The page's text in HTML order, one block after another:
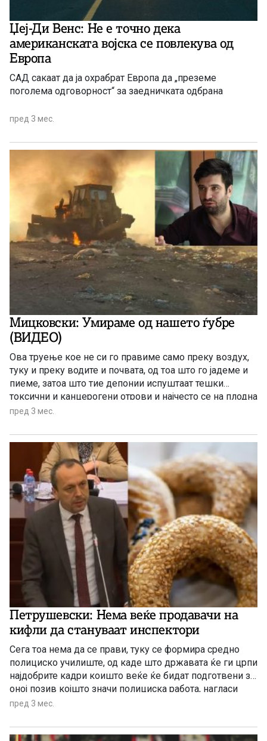
Џеј-Ди Венс: Не е точно дека
американската војска се повлекува од
Европа
САД сакаат да ја охрабрат Европа да „преземе
поголема одговорност“ за заедничката одбрана
пред 3 мес.
Мицковски: Умираме од нашето ѓубре
(ВИДЕО)
Ова труење кое не си го правиме само преку воздух,
туку и преку водите и почвата, од тоа што го јадеме и
пиеме, затоа што тие депонии испуштаат тешки
токсични и канцерогени отрови и најчесто се на плодна
почва, блиску до води или домови, се има претворено
пред 3 мес.
Петрушевски: Нема веќе продавачи на
кифли да стануваат инспектори
Сега тоа нема да се прави, туку се формира средно
полициско училиште, од каде што државата ќе ги црпи
најдобрите кадри коишто веќе ќе бидат подготвени за
оној позив којшто значи полициска работа, нагласи
пратениот од редовите на ВМРО-ДПМНЕ
пред 3 мес.